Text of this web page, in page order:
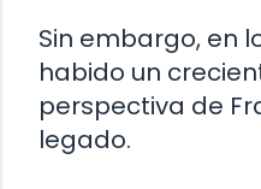
Sin embargo, en
habido un
perspectiva de
legado.